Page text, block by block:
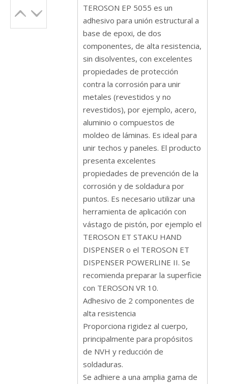
TEROSON EP 5055 es un
adhesivo para unión estructural a
base de epoxi, de dos
componentes, de alta resistencia,
sin disolventes, con excelentes
propiedades de protección
contra la corrosión para unir
metales (revestidos y no
revestidos), por ejemplo, acero,
aluminio o compuestos de
moldeo de láminas. Es ideal para
unir techos y paneles. El producto
presenta excelentes
propiedades de prevención de la
corrosión y de soldadura por
puntos. Es necesario utilizar una
herramienta de aplicación con
vástago de pistón, por ejemplo el
TEROSON ET STAKU HAND
DISPENSER o el TEROSON ET
DISPENSER POWERLINE II. Se
recomienda preparar la superficie
con TEROSON VR 10.
Adhesivo de 2 componentes de
alta resistencia
Proporciona rigidez al cuerpo,
principalmente para propósitos
de NVH y reducción de
soldaduras.
Se adhiere a una amplia gama de